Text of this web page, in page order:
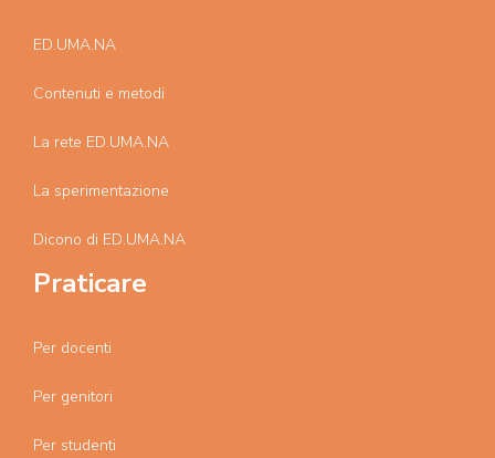
ED.UMA.NA
Contenuti e metodi
La rete ED.UMA.NA
La sperimentazione
Dicono di ED.UMA.NA
Praticare
Per docenti
Per genitori
Per studenti